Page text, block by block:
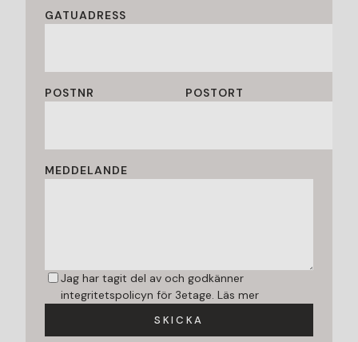
GATUADRESS
POSTNR POSTORT
MEDDELANDE
Jag har tagit del av och godkänner
integritetspolicyn för 3etage. Läs mer
SKICKA